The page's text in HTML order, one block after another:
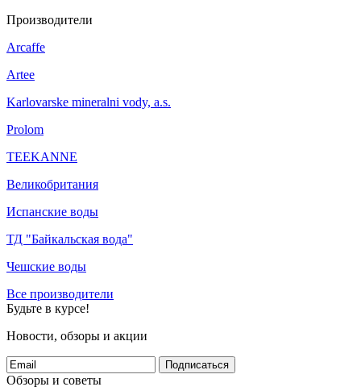
Производители
Arcaffe
Artee
Karlovarske mineralni vody, a.s.
Prolom
TEEKANNE
Великобритания
Испанские воды
ТД "Байкальская вода"
Чешские воды
Все производители
Будьте в курсе!
Новости, обзоры и акции
Подписаться
Обзоры и советы